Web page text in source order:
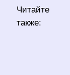
Читайте
также: